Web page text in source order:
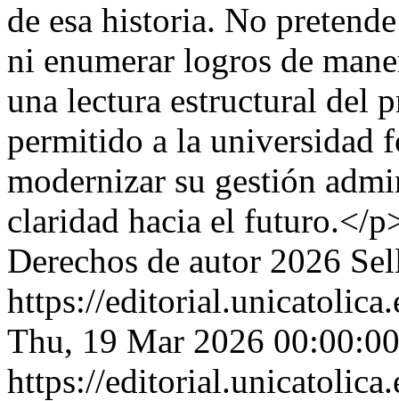
de esa historia. No
ni enumerar logros de
una lectura estructural del
permitido a la universidad
modernizar su gestión
claridad hacia el futuro.</
Derechos de autor 2026
https://
Thu, 19 Mar 2026
https://